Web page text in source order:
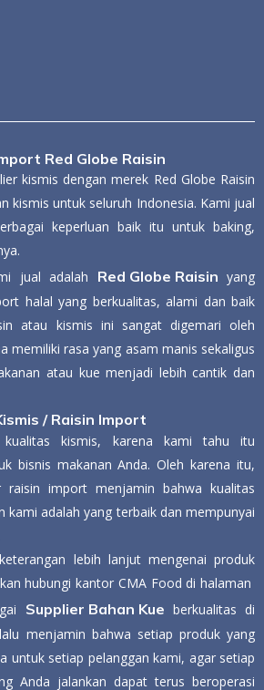
Red Globe Raisin
kismis dengan merek Red Globe Raisin
kismis untuk seluruh Indonesia. Kami jual
keperluan baik itu untuk baking,
jual adalah Red Globe Raisin yang
halal yang berkualitas, alami dan baik
atau kismis ini sangat digemari oleh
memiliki rasa yang asam manis sekaligus
atau kue menjadi lebih cantik dan
/ Raisin Import
kualitas kismis, karena kami tahu itu
bisnis makanan Anda. Oleh karena itu,
raisin import menjamin bahwa kualitas
kami adalah yang terbaik dan mempunyai
lebih lanjut mengenai produk
hubungi kantor CMA Food di halaman
Supplier Bahan Kue berkualitas di
menjamin bahwa setiap produk yang
untuk setiap pelanggan kami, agar setiap
Anda jalankan dapat terus beroperasi